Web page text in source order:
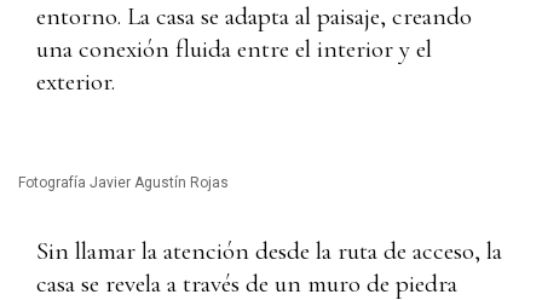
entorno. La casa se adapta al paisaje, creando
una conexión fluida entre el interior y el
exterior.
Fotografía Javier Agustín Rojas
Sin llamar la atención desde la ruta de acceso, la
casa se revela a través de un muro de piedra